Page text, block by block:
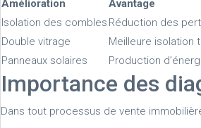
Amélioration
Avantage
Isolation des combles Réduction des
Double vitrage
Meilleure isolation
Panneaux solaires
Production
Importance des
Dans tout processus de vente